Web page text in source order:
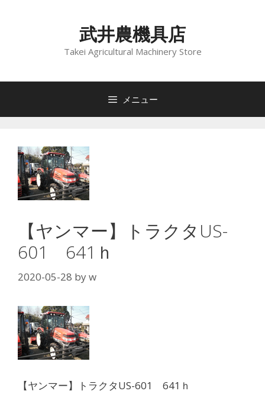
へ
武井農機具店
Takei Agricultural Machinery Store
メニュー
【ヤンマー】トラクタUS-
601 641ｈ
2020-05-28 byw
【ヤンマー】トラクタUS-601 641ｈ